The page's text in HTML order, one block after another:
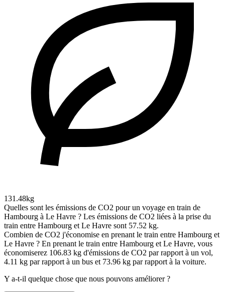
131.48kg
Quelles sont les émissions de CO2 pour un voyage en train de
Hambourg à Le Havre ? Les émissions de CO2 liées à la prise du
train entre Hambourg et Le Havre sont 57.52 kg.
Combien de CO2 j'économise en prenant le train entre Hambourg et
Le Havre ? En prenant le train entre Hambourg et Le Havre, vous
économiserez 106.83 kg d'émissions de CO2 par rapport à un vol,
4.11 kg par rapport à un bus et 73.96 kg par rapport à la voiture.
Y a-t-il quelque chose que nous pouvons améliorer ?